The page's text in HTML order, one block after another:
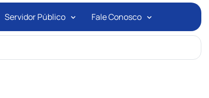
Servidor Público Fale Conosco